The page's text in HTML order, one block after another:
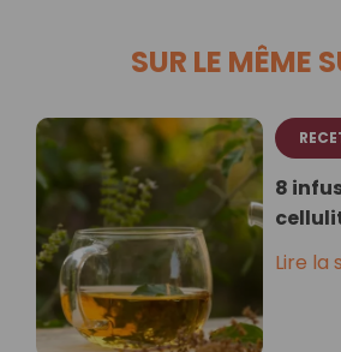
SUR LE MÊME
8
Lire la